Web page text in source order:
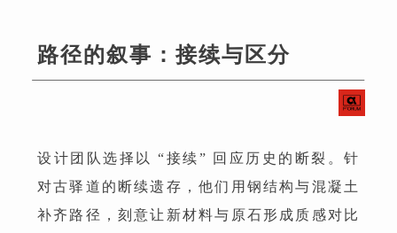
路径的叙事：接续与区分
设计团队选择以 “接续” 回应历史的断裂。针
对古驿道的断续遗存，他们用钢结构与混凝土
补齐路径，刻意让新材料与原石形成质感对比